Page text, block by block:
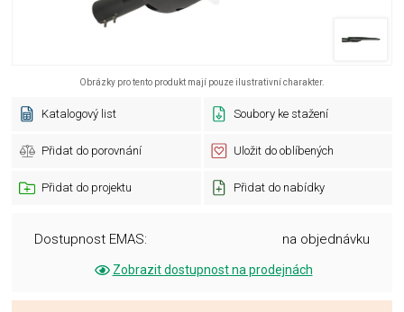
Obrázky pro tento produkt mají pouze ilustrativní charakter.
Katalogový list Soubory ke stažení
Přidat do porovnání Uložit do oblíbených
Přidat do projektu Přidat do nabídky
Dostupnost EMAS: na objednávku
Zobrazit dostupnost na prodejnách